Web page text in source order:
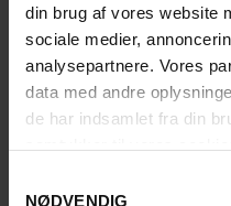
din brug af vores website
sociale medier,
analysepartnere. Vores
data med andre
de har indsamlet fra din
NØDVENDIG
Så er vi